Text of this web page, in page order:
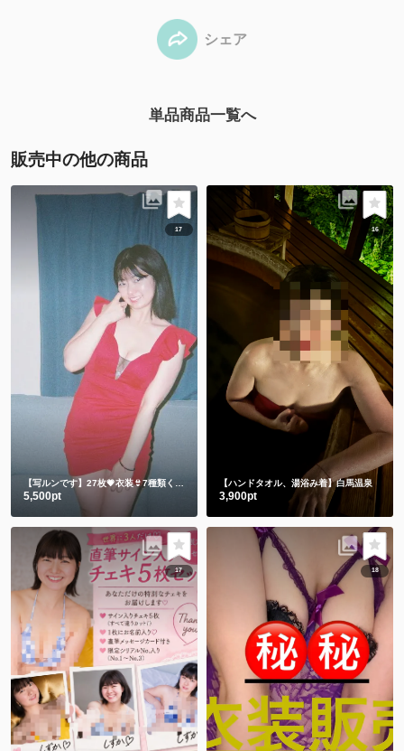
シェア
単品商品一覧へ
販売中の他の商品
17
5,500pt
16
【ハンドタオル、湯浴み着】白馬温泉
3,900pt
17 18